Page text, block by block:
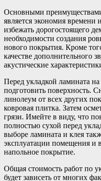
Основными
является экономия времени
избежать дорогостоящего
необходимости создания
нового покрытия. Кроме
качестве дополнительного
акустические
Перед укладкой ламината
подготовить поверхность.
линолеум от всех других
ковровая плитка. Затем
грязи. Имейте в виду, что
полностью сухой перед
выборе ламината и клея
эксплуатации помещения и
напольное покрытие.
Общая стоимость работ по
будет зависеть от многих